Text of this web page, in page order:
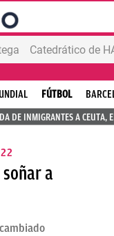
FÚTBOL
DE INMIGRANTES A CEUTA,
a